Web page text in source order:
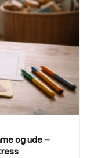
og ude –